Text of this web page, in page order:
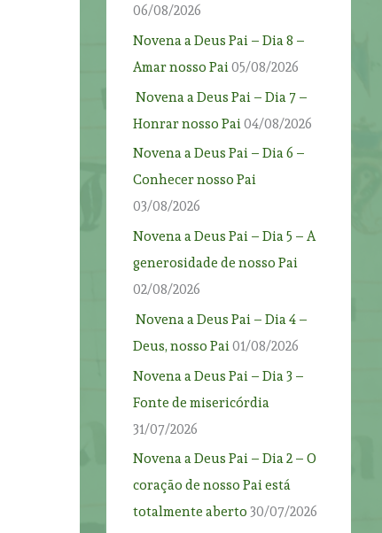
06/08/2026
Novena a Deus Pai – Dia 8 –
Amar nosso Pai05/08/2026
Novena a Deus Pai – Dia 7 –
Honrar nosso Pai 04/08/2026
Novena a Deus Pai – Dia 6 –
Conhecer nosso Pai
03/08/2026
Novena a Deus Pai – Dia 5 – A
generosidade de nosso Pai
02/08/2026
Novena a Deus Pai – Dia 4 –
Deus, nosso Pai01/08/2026
Novena a Deus Pai – Dia 3 –
Fonte de misericórdia
31/07/2026
Novena a Deus Pai – Dia 2 – O
coração de nosso Pai está
totalmente aberto 30/07/2026